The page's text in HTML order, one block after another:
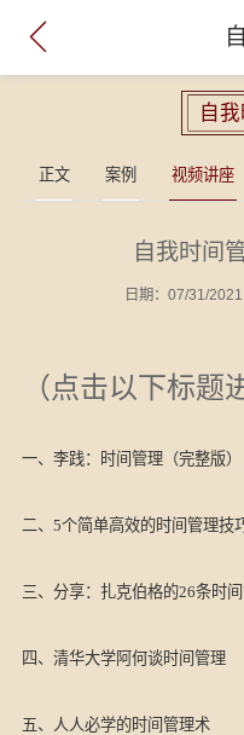

自
正文 案例 视频讲座
自我时间
日期：07/31/
（点击以下标题
一、李践：时间管理（完整版）
二、5个简单高效的时间管理技
三、分享：扎克伯格的26条时
四、清华大学阿何谈时间管理
五、人人必学的时间管理术